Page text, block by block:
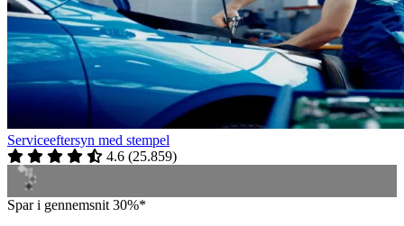
Serviceeftersyn med stempel
4.6 (25.859)
Spar i gennemsnit 30%*